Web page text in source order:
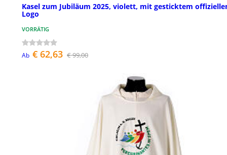
Kasel zum Jubiläum 2025, violett, mit gesticktem
Logo
VORRÄTIG
Ab € 62,63 € 99,00